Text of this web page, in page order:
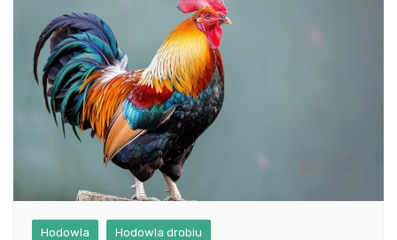
Hodowla Hodowla drobiu